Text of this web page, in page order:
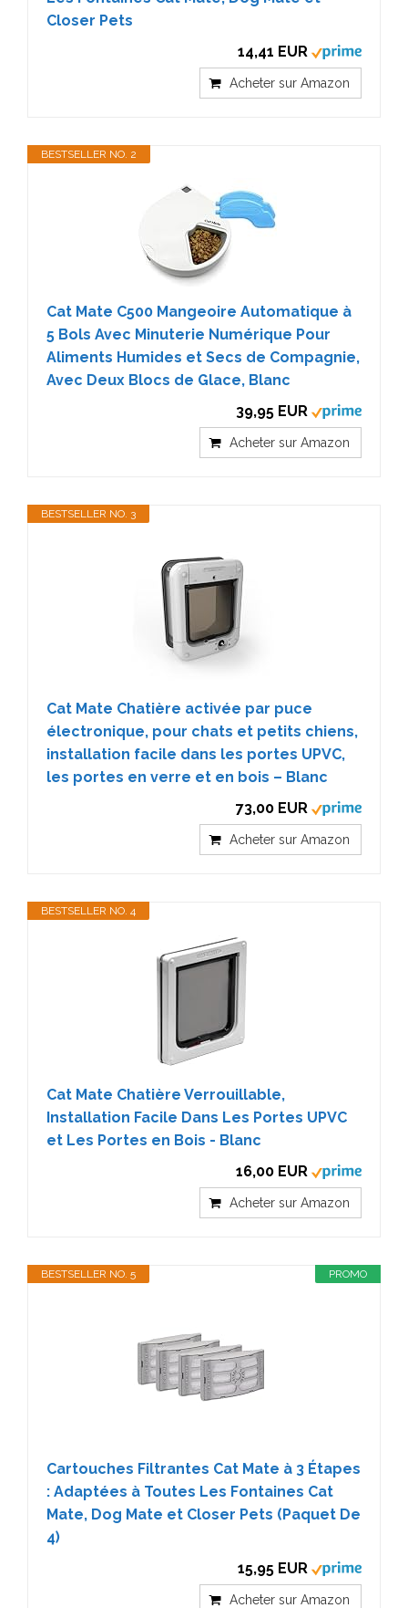
Closer Pets
14,41 EUR
Acheter sur Amazon
BESTSELLER NO. 2
Cat Mate C500 Mangeoire Automatique à
5 Bols Avec Minuterie Numérique Pour
Aliments Humides et Secs de Compagnie,
Avec Deux Blocs de Glace, Blanc
39,95 EUR
Acheter sur Amazon
BESTSELLER NO. 3
Cat Mate Chatière activée par puce
électronique, pour chats et petits chiens,
installation facile dans les portes UPVC,
les portes en verre et en bois – Blanc
73,00 EUR
Acheter sur Amazon
BESTSELLER NO. 4
Cat Mate Chatière Verrouillable,
Installation Facile Dans Les Portes UPVC
et Les Portes en Bois - Blanc
16,00 EUR
Acheter sur Amazon
PROMO
BESTSELLER NO. 5
Cartouches Filtrantes Cat Mate à 3 Étapes
: Adaptées à Toutes Les Fontaines Cat
Mate, Dog Mate et Closer Pets (Paquet De
4)
15,95 EUR
Acheter sur Amazon